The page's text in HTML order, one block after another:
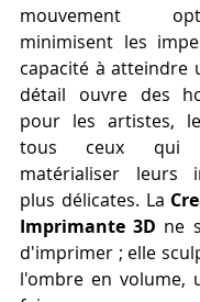
mouvement
minimisent les
capacité à atteindre
détail ouvre des
pour les artistes,
tous ceux qui
matérialiser leurs
plus délicates. La
Imprimante 3D ne
d'imprimer ; elle
l'ombre en volume,